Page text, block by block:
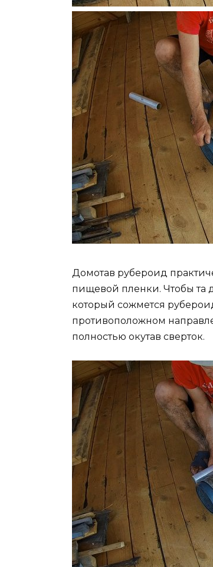
Домотав рубероид
пищевой пленки. Чтобы та
который сожмется
противоположном
полностью окутав сверток.